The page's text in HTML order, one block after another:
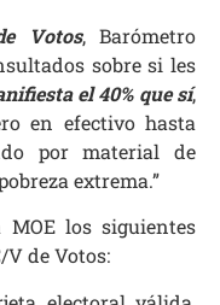
Votos, Barómetro
sobre si les
el 40% que sí,
en efectivo hasta
por material de
extrema.”
los siguientes
de Votos: